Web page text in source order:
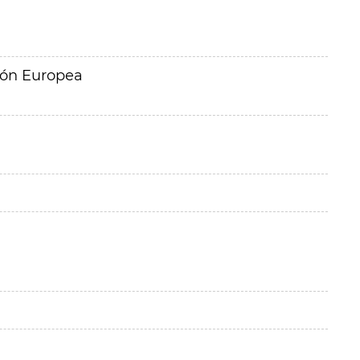
Europea